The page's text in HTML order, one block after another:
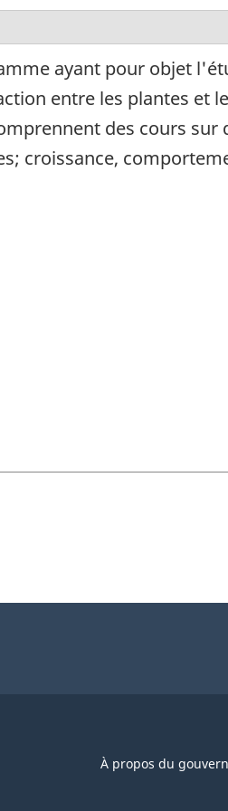
ayant pour objet
entre les plantes et
des cours sur
croissance,
À propos du